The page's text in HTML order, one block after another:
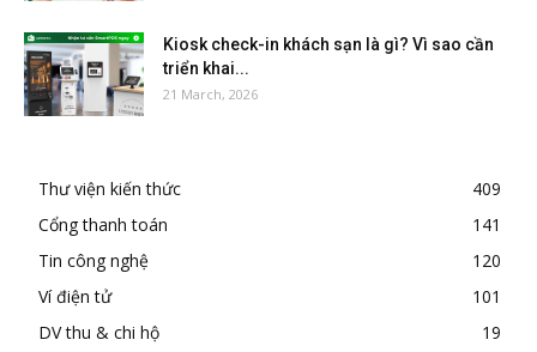
Kiosk check-in khách sạn là gì? Vì sao cần
triển khai...
21 March, 2026
Thư viện kiến thức
409
Cổng thanh toán
141
Tin công nghệ
120
Ví điện tử
101
DV thu & chi hộ
19